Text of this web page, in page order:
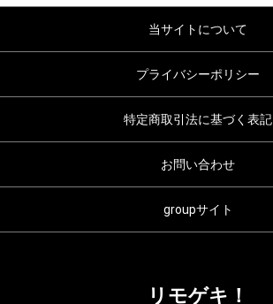
当サイトについて
プライバシーポリシー
特定商取引法に基づく表記
お問い合わせ
groupサイト
リモゲキ！